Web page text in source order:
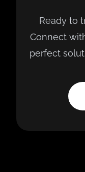
Ready to
Connect
perfect